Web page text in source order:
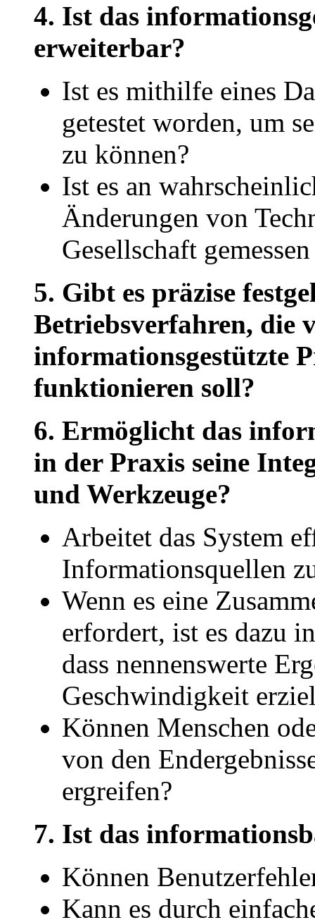
4. Ist das
erweiterbar?
Ist es mithilfe eines
getestet worden, um
zu können?
Ist es an
Änderungen von
Gesellschaft
5. Gibt es präzise
Betriebsverfahren, die
informationsgestützte
funktionieren soll?
6. Ermöglicht das
in der Praxis seine
und Werkzeuge?
Arbeitet das System
Informationsquellen
Wenn es eine
erfordert, ist es dazu
dass nennenswerte
Geschwindigkeit
Können Menschen
von den
ergreifen?
7. Ist das
Können
Kann es durch